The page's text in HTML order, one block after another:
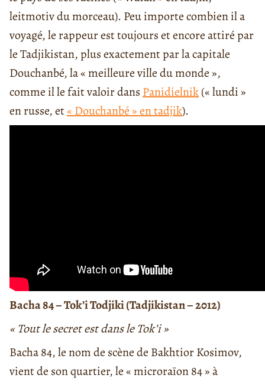
leitmotiv du morceau). Peu importe combien il a
voyagé, le rappeur est toujours et encore attiré par
le Tadjikistan, plus exactement par la capitale
Douchanbé, la « meilleure ville du monde »,
comme il le fait valoir dans Panidielnik(« lundi »
en russe, et« Douchanbé » en tadjik).
Bacha 84 – Tok’i Todjiki (Tadjikistan – 2012)
« Tout le secret est dans le Tok’i »
Bacha 84, le nom de scène de Bakhtior Kosimov,
vient de son quartier, le « microraïon 84 » à